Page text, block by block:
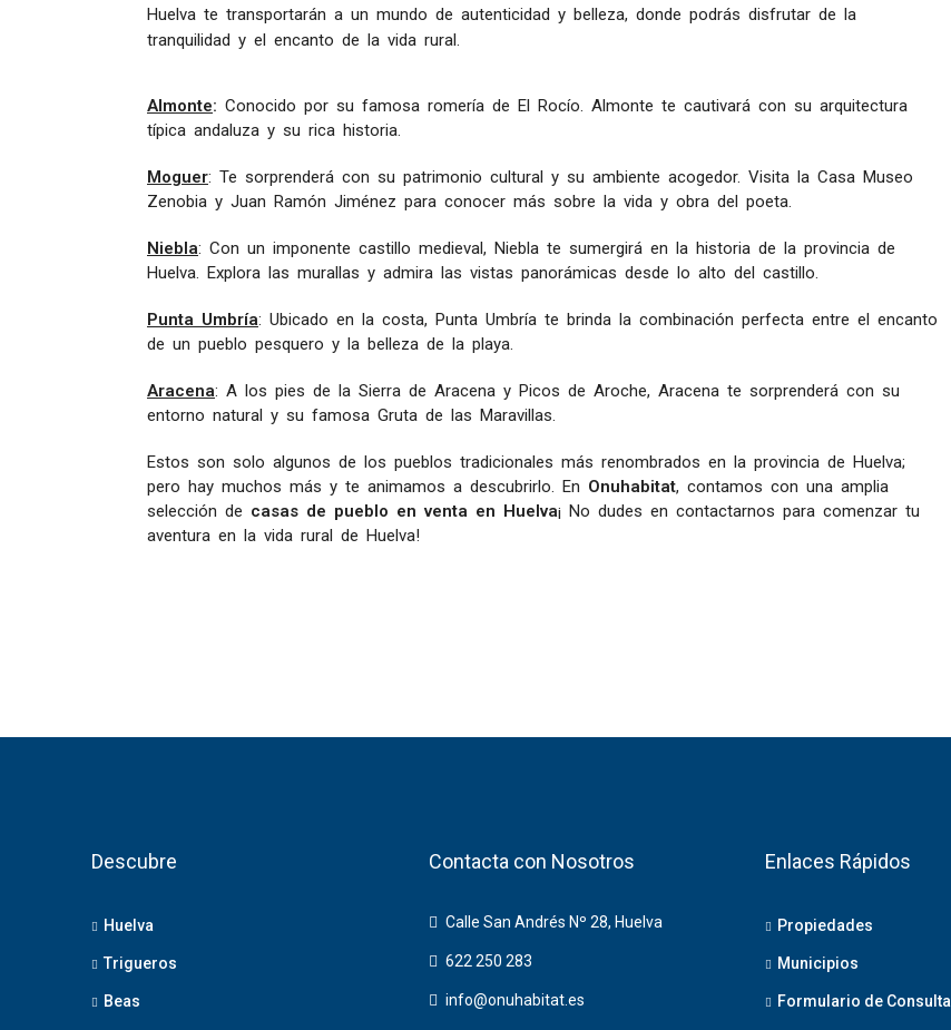
Huelva te transportarán a un mundo de autenticidad y belleza, donde podrás disfrutar de la
tranquilidad y el encanto de la vida rural.
Almonte: Conocido por su famosa romería de El Rocío. Almonte te cautivará con su arquitectura
típica andaluza y su rica historia.
Moguer: Te sorprenderá con su patrimonio cultural y su ambiente acogedor. Visita la Casa Museo
Zenobia y Juan Ramón Jiménez para conocer más sobre la vida y obra del poeta.
Niebla: Con un imponente castillo medieval, Niebla te sumergirá en la historia de la provincia de
Huelva. Explora las murallas y admira las vistas panorámicas desde lo alto del castillo.
Punta Umbría: Ubicado en la costa, Punta Umbría te brinda la combinación perfecta entre el encanto
de un pueblo pesquero y la belleza de la playa.
Aracena: A los pies de la Sierra de Aracena y Picos de Aroche, Aracena te sorprenderá con su
entorno natural y su famosa Gruta de las Maravillas.
Estos son solo algunos de los pueblos tradicionales más renombrados en la provincia de Huelva;
pero hay muchos más y te animamos a descubrirlo. En Onuhabitat, contamos con una amplia
selección de casas de pueblo en venta en Huelva¡ No dudes en contactarnos para comenzar tu
aventura en la vida rural de Huelva!
Descubre
Huelva
Trigueros
Beas
Contacta con Nosotros
Calle San Andrés Nº 28, Huelva
622 250 283
info@onuhabitat.es
Enlaces Rápidos
Propiedades
Municipios
Formulario de Consulta